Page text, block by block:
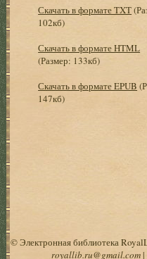
Скачать в формате TXT
102кб)
Скачать в формате HTML
(Размер: 133кб)
Скачать в формате EPUB
147кб)
© Электронная библиотека
royallib.ru@gmail.com|